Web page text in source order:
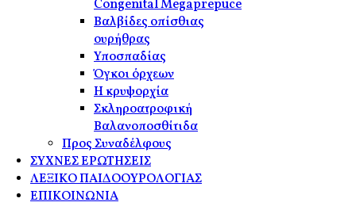
Congenital Megaprepuce
Βαλβίδες οπίσθιας
ουρήθρας
Υποσπαδίας
Όγκοι όρχεων
Η κρυψορχία
Σκληροατροφική
Βαλανοποσθίτιδα
Προς Συναδέλφους
ΣΥΧΝΕΣ ΕΡΩΤΗΣΕΙΣ
ΛΕΞΙΚΟ ΠΑΙΔΟΟΥΡΟΛΟΓΙΑΣ
ΕΠΙΚΟΙΝΩΝΙΑ